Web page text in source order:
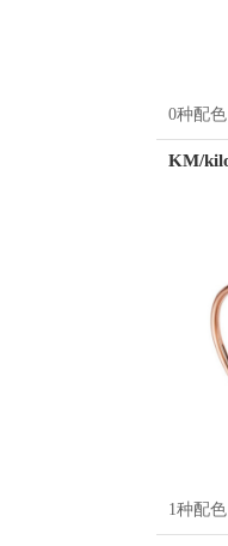
0种配色
1种配色